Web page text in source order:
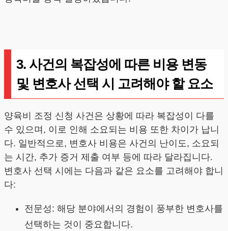
3. 사건의 복잡성에 따른 비용 변동
및 변호사 선택 시 고려해야 할 요소
양육비 조정 신청 사건은 상황에 따라 복잡성이 다를
수 있으며, 이로 인해 소요되는 비용 또한 차이가 납니
다. 일반적으로, 변호사 비용은 사건의 난이도, 소요되
는 시간, 추가 증거 제출 여부 등에 따라 달라집니다.
변호사 선택 시에는 다음과 같은 요소를 고려해야 합니
다:
전문성: 해당 분야에서의 경험이 풍부한 변호사를
선택하는 것이 중요합니다.